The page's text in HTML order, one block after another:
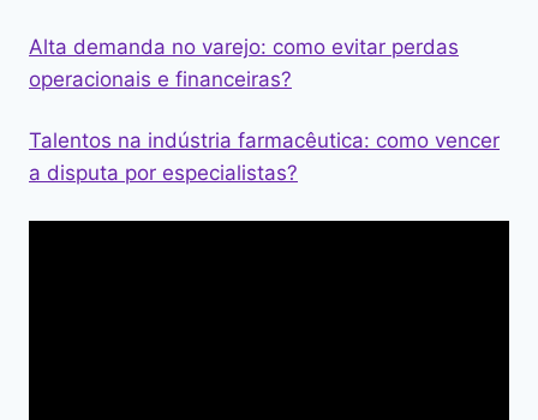
Alta demanda no varejo: como evitar perdas
operacionais e financeiras?
Talentos na indústria farmacêutica: como vencer
a disputa por especialistas?